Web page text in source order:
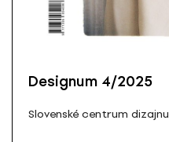
Designum 4/2025
Slovenské centrum dizajnu